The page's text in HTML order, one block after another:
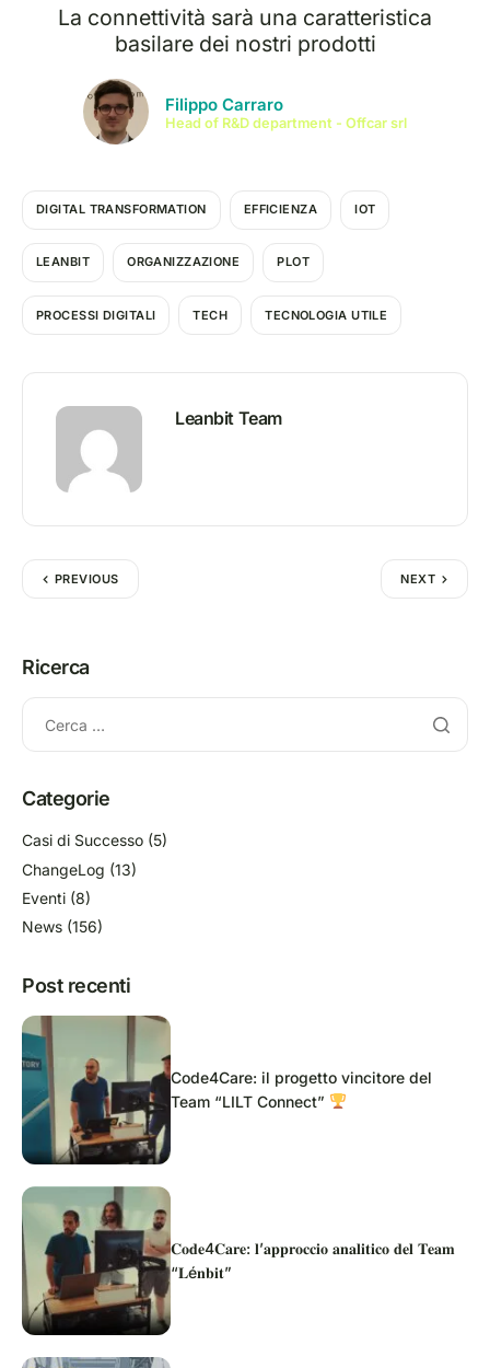
La connettività sarà una caratteristica
basilare dei nostri prodotti
Filippo Carraro
Head of R&D department - Offcar srl
DIGITAL TRANSFORMATION EFFICIENZA IOT
LEANBIT ORGANIZZAZIONE PLOT
PROCESSI DIGITALI TECH TECNOLOGIA UTILE
Leanbit Team
PREVIOUS NEXT
Ricerca
Categorie
Casi di Successo (5)
ChangeLog (13)
Eventi (8)
News (156)
Post recenti
Code4Care: il progetto vincitore del
Team “LILT Connect”
𝐂𝐨𝐝𝐞4𝐂𝐚𝐫𝐞: 𝐥’𝐚𝐩𝐩𝐫𝐨𝐜𝐜𝐢𝐨 𝐚𝐧𝐚𝐥𝐢𝐭𝐢𝐜𝐨 𝐝𝐞𝐥 𝐓𝐞𝐚𝐦
“𝐋é𝐧𝐛𝐢𝐭”